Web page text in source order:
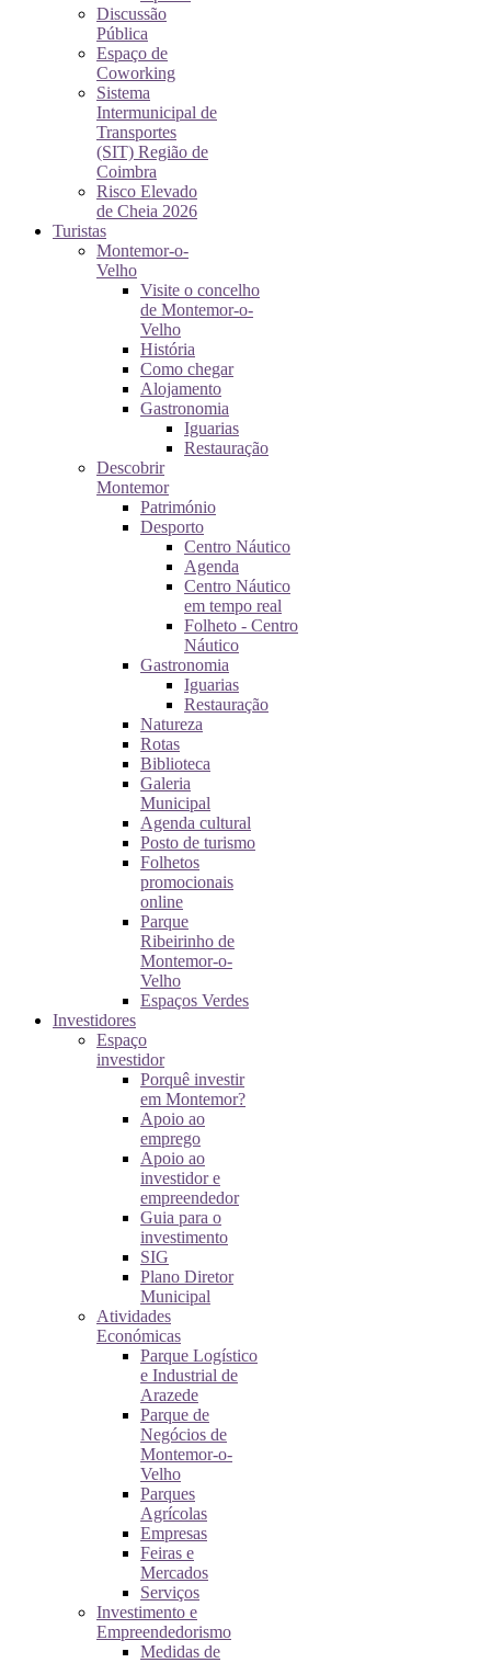
Discussão
Pública
Espaço de
Coworking
Sistema
Intermunicipal de
Transportes
(SIT) Região de
Coimbra
Risco Elevado
de Cheia 2026
Turistas
Montemor-o-
Velho
Visite o concelho
de Montemor-o-
Velho
História
Como chegar
Alojamento
Gastronomia
Iguarias
Restauração
Descobrir
Montemor
Património
Desporto
Centro Náutico
Agenda
Centro Náutico
em tempo real
Folheto - Centro
Náutico
Gastronomia
Iguarias
Restauração
Natureza
Rotas
Biblioteca
Galeria
Municipal
Agenda cultural
Posto de turismo
Folhetos
promocionais
online
Parque
Ribeirinho de
Montemor-o-
Velho
Espaços Verdes
Investidores
Espaço
investidor
Porquê investir
em Montemor?
Apoio ao
emprego
Apoio ao
investidor e
empreendedor
Guia para o
investimento
SIG
Plano Diretor
Municipal
Atividades
Económicas
Parque Logístico
e Industrial de
Arazede
Parque de
Negócios de
Montemor-o-
Velho
Parques
Agrícolas
Empresas
Feiras e
Mercados
Serviços
Investimento e
Empreendedorismo
Medidas de